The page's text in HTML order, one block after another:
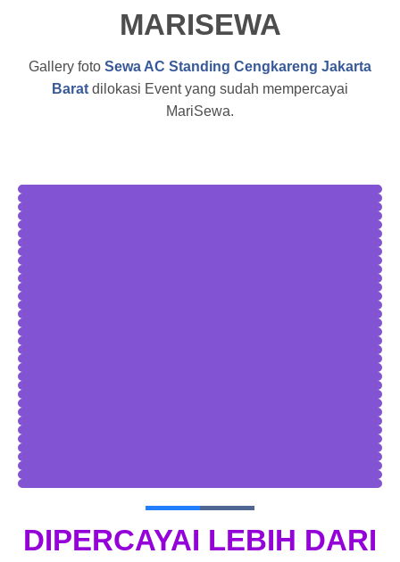
MARISEWA
Gallery foto Sewa AC Standing Cengkareng Jakarta
Barat dilokasi Event yang sudah mempercayai
MariSewa.
DIPERCAYAI LEBIH DARI